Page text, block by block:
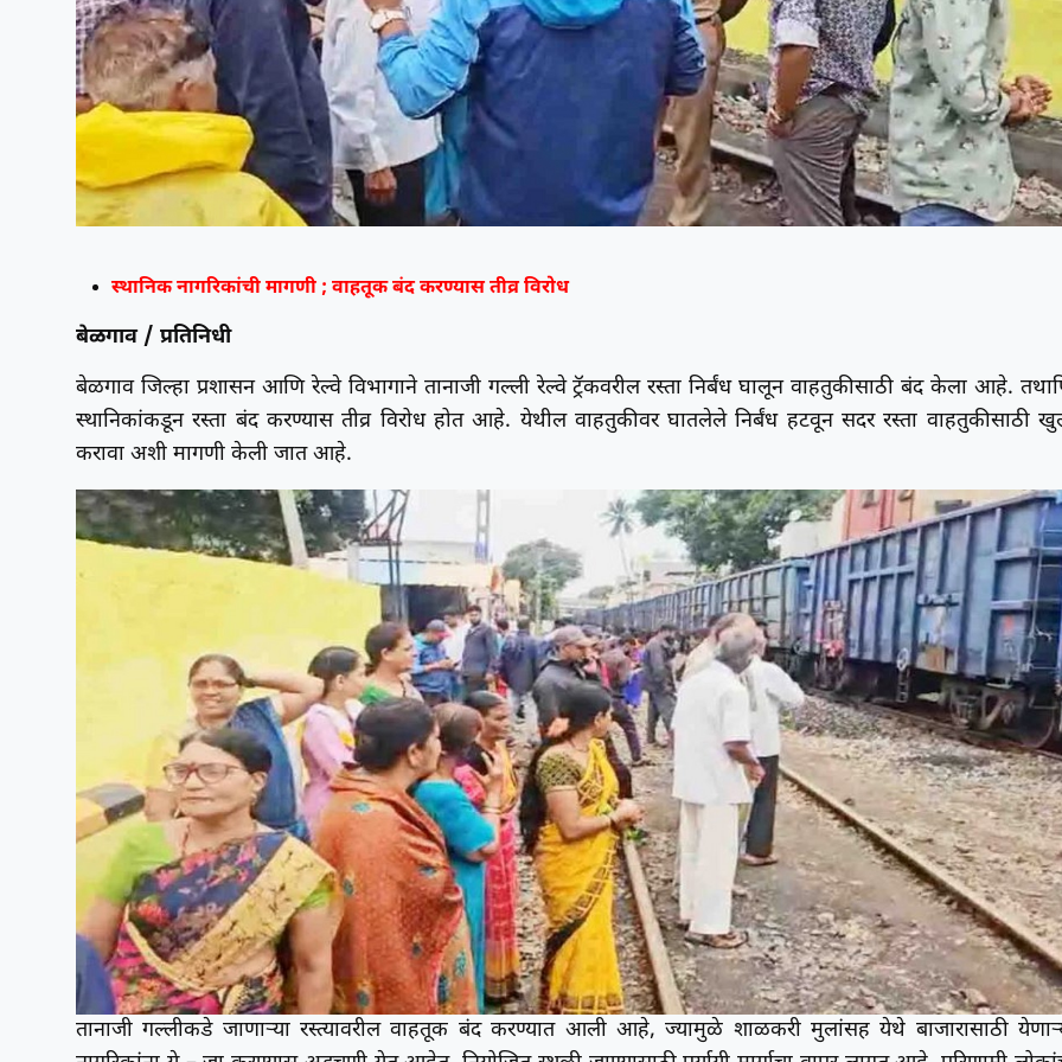
स्थानिक नागरिकांची मागणी ; वाहतूक बंद करण्यास तीव्र विरोध
बेळगाव / प्रतिनिधी
बेळगाव जिल्हा प्रशासन आणि रेल्वे विभागाने तानाजी गल्ली रेल्वे ट्रॅकवरील रस्ता निर्बंध घालून वाहतुकीसाठी बंद केला आहे.
स्थानिकांकडून रस्ता बंद करण्यास तीव्र विरोध होत आहे. येथील वाहतुकीवर घातलेले निर्बंध हटवून सदर रस्ता वाहतुकीसाठी
करावा अशी मागणी केली जात आहे.
तानाजी गल्लीकडे जाणाऱ्या रस्त्यावरील वाहतूक बंद करण्यात आली आहे, ज्यामुळे शाळकरी मुलांसह येथे बाजारासाठी